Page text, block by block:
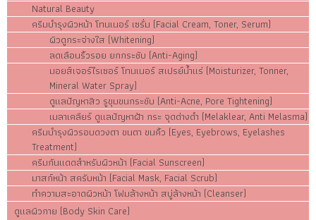
Natural Beauty
ครีมบำรุงผิวหน้า โทนเนอร์ เซรั่ม (Facial Cream, Toner, Serum)
ผิวดูกระจ่างใส (Whitening)
ลดเลือนริ้วรอย ยกกระชับ (Anti-Aging)
มอยส์เจอร์ไรเซอร์ โทนเนอร์ สเปรย์น้ำแร่ (Moisturizer, Tonner,
Mineral Water Spray)
ดูแลปัญหาสิว รูขุมขนกระชับ (Anti-Acne, Pore Tightening)
เมลาเคลียร์ ดูแลปัญหาฝ้า กระ จุดด่างดำ (Melaklear, Anti Melasma)
ครีมบำรุงผิวรอบดวงตา ขนตา ขนคิ้ว (Eyes, Eyebrows, Eyelashes
Treatment)
ครีมกันแดดสำหรับผิวหน้า (Facial Sunscreen)
มาสก์หน้า สครับหน้า (Facial Mask, Facial Scrub)
ทำความสะอาดผิวหน้า โฟมล้างหน้า สบู่ล้างหน้า (Cleanser)
ดูแลผิวกาย (Body Skin Care)